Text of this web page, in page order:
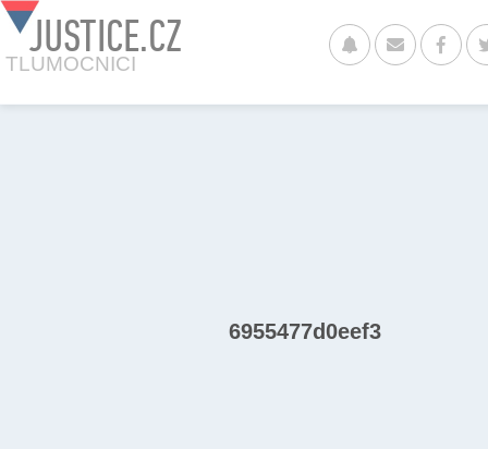
JUSTICE.CZ
TLUMOCNICI
6955477d0eef3